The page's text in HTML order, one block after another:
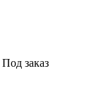
Под заказ